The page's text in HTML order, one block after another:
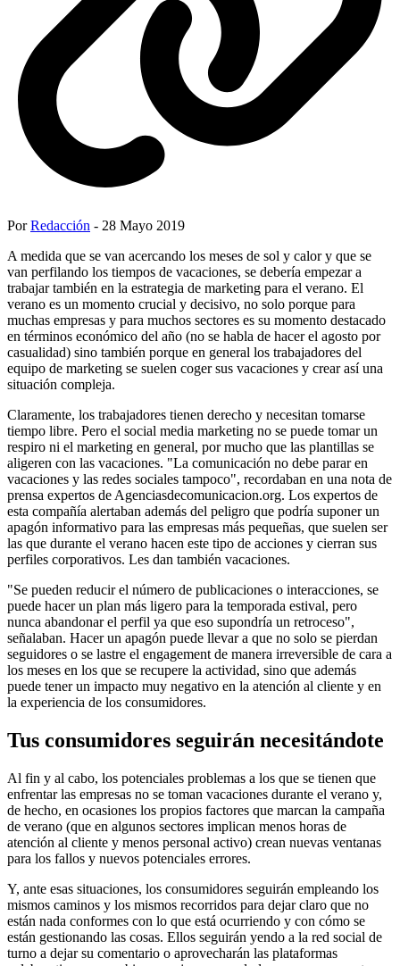
PorRedacción - 28 Mayo 2019
A medida que se van acercando los meses de sol y calor y que se
van perfilando los tiempos de vacaciones, se debería empezar a
trabajar también en la estrategia de marketing para el verano. El
verano es un momento crucial y decisivo, no solo porque para
muchas empresas y para muchos sectores es su momento destacado
en términos económico del año (no se habla de hacer el agosto por
casualidad) sino también porque en general los trabajadores del
equipo de marketing se suelen coger sus vacaciones y crear así una
situación compleja.
Claramente, los trabajadores tienen derecho y necesitan tomarse
tiempo libre. Pero el social media marketing no se puede tomar un
respiro ni el marketing en general, por mucho que las plantillas se
aligeren con las vacaciones. "La comunicación no debe parar en
vacaciones y las redes sociales tampoco", recordaban en una nota de
prensa expertos de Agenciasdecomunicacion.org. Los expertos de
esta compañía alertaban además del peligro que podría suponer un
apagón informativo para las empresas más pequeñas, que suelen ser
las que durante el verano hacen este tipo de acciones y cierran sus
perfiles corporativos. Les dan también vacaciones.
"Se pueden reducir el número de publicaciones o interacciones, se
puede hacer un plan más ligero para la temporada estival, pero
nunca abandonar el perfil ya que eso supondría un retroceso",
señalaban. Hacer un apagón puede llevar a que no solo se pierdan
seguidores o se lastre el engagement de manera irreversible de cara a
los meses en los que se recupere la actividad, sino que además
puede tener un impacto muy negativo en la atención al cliente y en
la experiencia de los consumidores.
Tus consumidores seguirán necesitándote
Al fin y al cabo, los potenciales problemas a los que se tienen que
enfrentar las empresas no se toman vacaciones durante el verano y,
de hecho, en ocasiones los propios factores que marcan la campaña
de verano (que en algunos sectores implican menos horas de
atención al cliente y menos personal activo) crean nuevas ventanas
para los fallos y nuevos potenciales errores.
Y, ante esas situaciones, los consumidores seguirán empleando los
mismos caminos y los mismos recorridos para dejar claro que no
están nada conformes con lo que está ocurriendo y con cómo se
están gestionando las cosas. Ellos seguirán yendo a la red social de
turno a dejar su comentario o aprovecharán las plataformas